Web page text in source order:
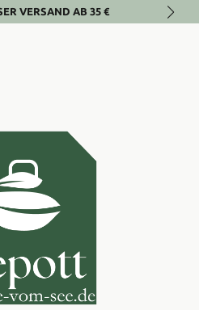
VERSAND AB 35 €